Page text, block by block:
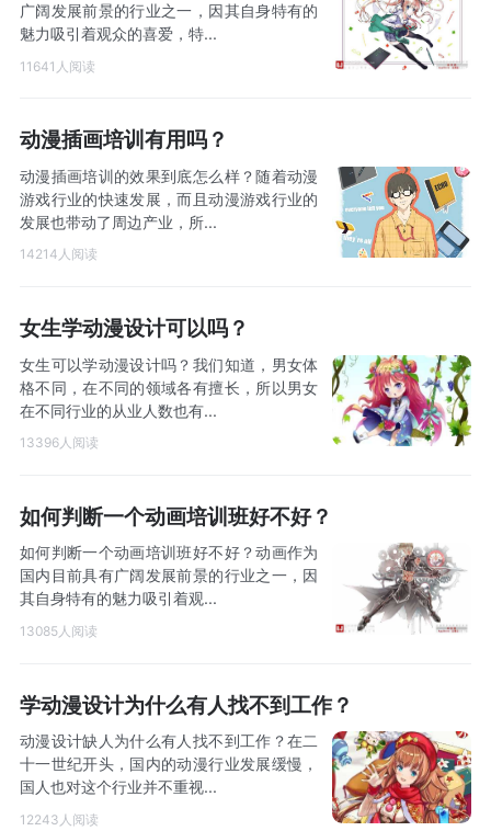
广阔发展前景的行业之一，因其自身特有的
魅力吸引着观众的喜爱，特...
11641人阅读
动漫插画培训有用吗？
动漫插画培训的效果到底怎么样？随着动漫
游戏行业的快速发展，而且动漫游戏行业的
发展也带动了周边产业，所...
14214人阅读
女生学动漫设计可以吗？
女生可以学动漫设计吗？我们知道，男女体
格不同，在不同的领域各有擅长，所以男女
在不同行业的从业人数也有...
13396人阅读
如何判断一个动画培训班好不好？
如何判断一个动画培训班好不好？动画作为
国内目前具有广阔发展前景的行业之一，因
其自身特有的魅力吸引着观...
13085人阅读
学动漫设计为什么有人找不到工作？
动漫设计缺人为什么有人找不到工作？在二
十一世纪开头，国内的动漫行业发展缓慢，
国人也对这个行业并不重视...
12243人阅读